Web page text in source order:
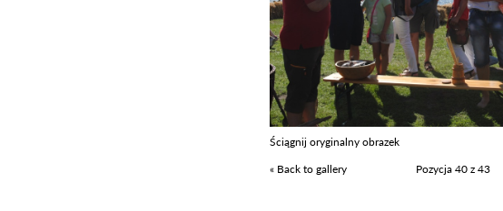
Ściągnij oryginalny obrazek
« Back to gallery
Pozycja 40 z 43